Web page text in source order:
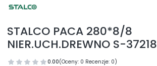
STALCO PACA 280*8/8
NIER.UCH.DREWNO S-37218
0.00(Oceny: 0 Recenzje: 0)